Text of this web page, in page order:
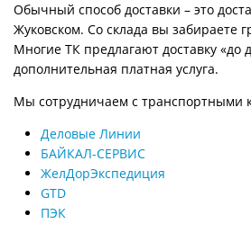
Обычный способ доставки – это
Жуковском. Со склада вы забираете
Многие ТК предлагают доставку «до
дополнительная платная услуга.
Мы сотрудничаем с транспортными
Деловые Линии
БАЙКАЛ-СЕРВИС
ЖелДорЭкспедиция
GTD
ПЭК